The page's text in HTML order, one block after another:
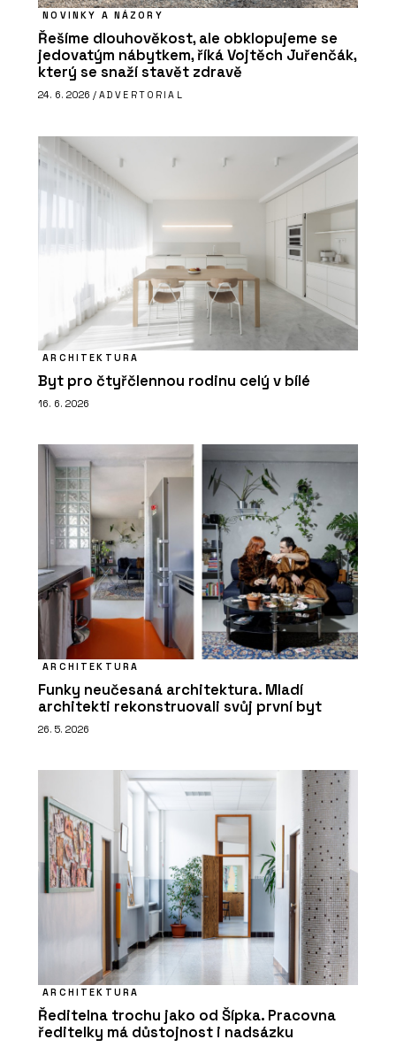
NOVINKY A NÁZORY
Řešíme dlouhověkost, ale obklopujeme se
jedovatým nábytkem, říká Vojtěch Juřenčák,
který se snaží stavět zdravě
24. 6. 2026 / ADVERTORIAL
ARCHITEKTURA
Byt pro čtyřčlennou rodinu celý v bílé
16. 6. 2026
ARCHITEKTURA
Funky neučesaná architektura. Mladí
architekti rekonstruovali svůj první byt
26. 5. 2026
ARCHITEKTURA
Ředitelna trochu jako od Šípka. Pracovna
ředitelky má důstojnost i nadsázku